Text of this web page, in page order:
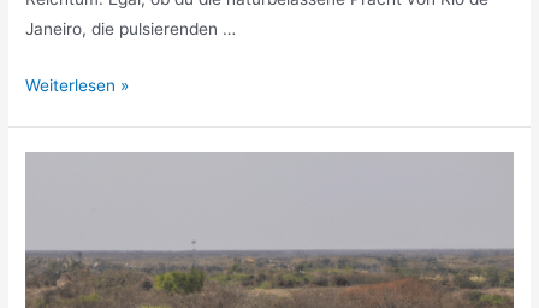
Janeiro, die pulsierenden …
Schönste
Weiterlesen »